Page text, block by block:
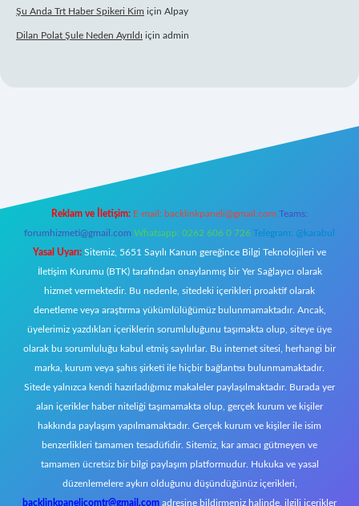
Şu Anda Trt Haber Spikeri Kim için Alpay
Dilan Polat Şule Neden Ayrıldı için admin
Reklam ve İletişim: E-mail: backlinkpaneli@gmail.com Teams:
forumhizmeti@gmail.com Whatsapp: 0262 606 0 726 Telegram: @karabul
Yasal Uyarı: Sitemiz, 5651 Sayılı Kanun gereğince Bilgi Teknolojileri ve
İletişim Kurumu (BTK) tarafından onaylanmış bir Yer Sağlayıcı olarak
hizmet vermektedir. Bu nedenle, sitedeki içerikleri proaktif olarak
denetleme veya araştırma yükümlülüğümüz bulunmamaktadır. Ancak,
üyelerimiz yazdıkları içeriklerin sorumluluğunu taşımakta olup, siteye üye
olarak bu sorumluluğu kabul etmiş sayılırlar. Bu internet sitesi, herhangi bir
marka, kurum veya şahıs şirketi ile hiçbir bağlantısı bulunmamaktadır.
Sitede yalnızca kendi hazırladığımız makaleler paylaşılmaktadır. Burada yer
alan içerikler haber niteliği taşımamakta olup, gerçek kurum ve kişiler
hakkında paylaşım yapılmamaktadır. Gerçek kurum ve kişiler ile isim
benzerlikleri tamamen tesadüfidir. Sitemiz, kar amacı gütmeyen ve
tamamen ücretsiz bir bilgi paylaşım platformudur. Hukuka ve yasal
düzenlemelere aykırı olduğunu düşündüğünüz içerikleri,
backlinkpanelicomtr@gmail.com adresine bildirmeniz halinde, ilgili içerikler